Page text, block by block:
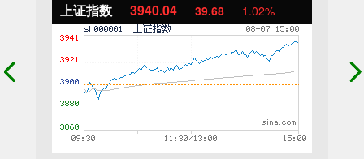
上证指数 3940.04 39.68 1.02%